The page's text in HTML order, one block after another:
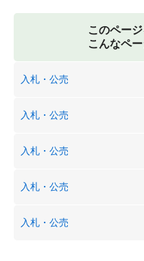
このペー
こんなペ
入札・公売
入札・公売
入札・公売
入札・公売
入札・公売